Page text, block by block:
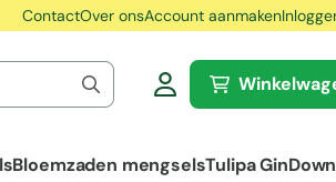
ContactOver onsAccount aanmaken
Bloemzaden mengselsTulipa Gin